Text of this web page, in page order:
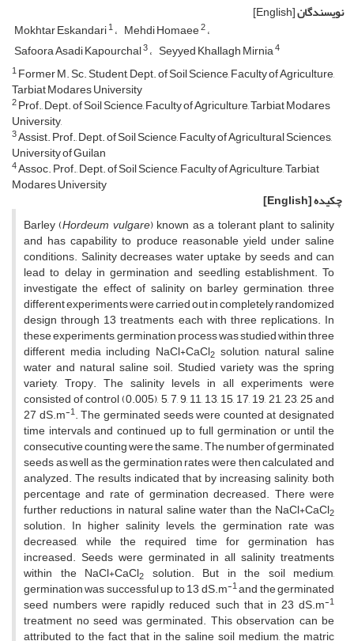
نویسندگان[English]
Mokhtar Eskandari1 Mehdi Homaee2
Safoora Asadi Kapourchal3 Seyyed Khallagh Mirnia4
1Former M. Sc. Student, Dept. of Soil Science, Faculty of Agriculture,
Tarbiat Modares University
2Prof., Dept. of Soil Science, Faculty of Agriculture, Tarbiat Modares
University,
3Assist. Prof., Dept. of Soil Science, Faculty of Agricultural Sciences,
University of Guilan
4Assoc. Prof., Dept. of Soil Science, Faculty of Agriculture, Tarbiat
Modares University
چکیده[English]
Barley (Hordeum vulgare) known as a tolerant plant to salinity
and has capability to produce reasonable yield under saline
conditions. Salinity decreases water uptake by seeds and can
lead to delay in germination and seedling establishment. To
investigate the effect of salinity on barley germination, three
different experiments were carried out in completely randomized
design through 13 treatments each with three replications. In
these experiments, germination process was studied within three
different media including NaCl+CaCl2 solution, natural saline
water and natural saline soil. Studied variety was the spring
variety, Tropy. The salinity levels in all experiments were
consisted of control (0.005), 5, 7, 9, 11, 13, 15, 17, 19, 21, 23, 25 and
27 dS.m-1. The germinated seeds were counted at designated
time intervals and continued up to full germination or until the
consecutive counting were the same. The number of germinated
seeds as well as the germination rates were then calculated and
analyzed. The results indicated that by increasing salinity, both
percentage and rate of germination decreased. There were
further reductions in natural saline water than the NaCl+CaCl2
solution. In higher salinity levels, the germination rate was
decreased, while the required time for germination has
increased. Seeds were germinated in all salinity treatments
within the NaCl+CaCl2 solution. But in the soil medium,
germination was successful up to 13 dS.m-1and the germinated
seed numbers were rapidly reduced such that in 23 dS.m-1
treatment no seed was germinated. This observation can be